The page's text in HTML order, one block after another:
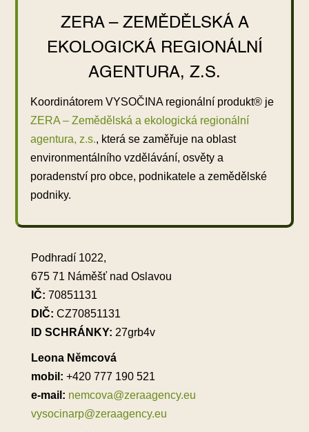
ZERA – ZEMĚDĚLSKÁ A
EKOLOGICKÁ REGIONÁLNÍ
AGENTURA, Z.S.
Koordinátorem VYSOČINA regionální produkt® je
ZERA – Zemědělská a ekologická regionální
agentura, z.s., která se zaměřuje na oblast
environmentálního vzdělávání, osvěty a
poradenství pro obce, podnikatele a zemědělské
podniky.
Podhradí 1022,
675 71 Náměšť nad Oslavou
IČ: 70851131
DIČ: CZ70851131
ID SCHRÁNKY: 27grb4v
Leona Němcová
mobil: +420 777 190 521
e-mail: nemcova@zeraagency.eu
vysocinarp@zeraagency.eu